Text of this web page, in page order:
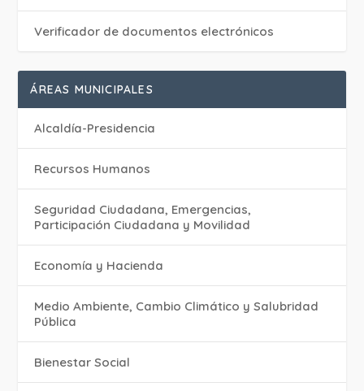
Verificador de documentos electrónicos
ÁREAS MUNICIPALES
Alcaldía-Presidencia
Recursos Humanos
Seguridad Ciudadana, Emergencias,
Participación Ciudadana y Movilidad
Economía y Hacienda
Medio Ambiente, Cambio Climático y Salubridad
Pública
Bienestar Social